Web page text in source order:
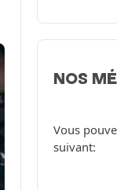
NOS
Vous
suivant: